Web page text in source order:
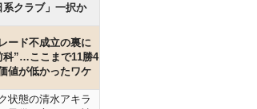
系クラブ」一択か
ード不成立の裏に
科”…ここまで11勝4
値が低かったワケ
状態の清水アキラ